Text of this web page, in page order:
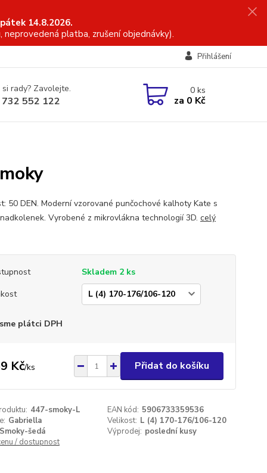
14.8.2026.
neprovedená platba, zrušení objednávky).
Přihlášení
rady? Zavolejte.
552 122
0ks
za 0 Kč
50 DEN. Moderní vzorované punčochové kalhoty Kate s
Vyrobené z mikrovlákna technologií 3D. celý
Skladem 2 ks
plátci DPH
Kč/ks Přidat do košíku
447-smoky-L EAN kód: 5906733359536
Gabriella Velikost: L (4) 170-176/106-120
Smoky-šedá Výprodej: poslední kusy
/ dostupnost